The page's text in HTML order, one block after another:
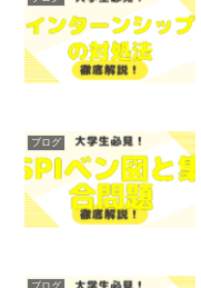
ブログ
ブログ